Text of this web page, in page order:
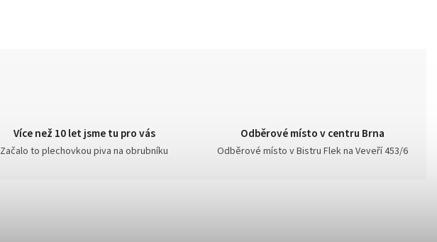
Více než 10 let jsme tu pro vás
Začalo to plechovkou piva na obrubníku
Odběrové místo v centru Brna
Odběrové místo v Bistru Flek na Veveří 453/6